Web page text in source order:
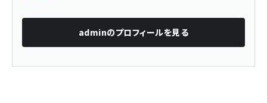
adminのプロフィールを見る